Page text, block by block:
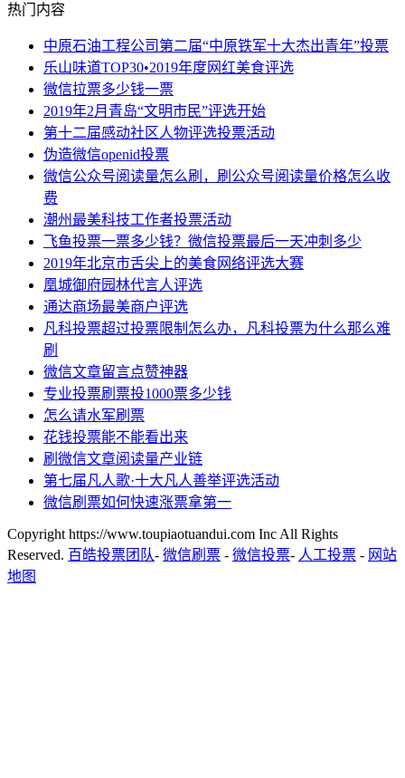
热门内容
中原石油工程公司第二届“中原铁军十大杰出青年”投票
乐山味道TOP30•2019年度网红美食评选
微信拉票多少钱一票
2019年2月青岛“文明市民”评选开始
第十二届感动社区人物评选投票活动
伪造微信openid投票
微信公众号阅读量怎么刷，刷公众号阅读量价格怎么收
费
潮州最美科技工作者投票活动
飞鱼投票一票多少钱？微信投票最后一天冲刺多少
2019年北京市舌尖上的美食网络评选大赛
凰城御府园林代言人评选
通达商场最美商户评选
凡科投票超过投票限制怎么办，凡科投票为什么那么难
刷
微信文章留言点赞神器
专业投票刷票投1000票多少钱
怎么请水军刷票
花钱投票能不能看出来
刷微信文章阅读量产业链
第七届凡人歌·十大凡人善举评选活动
微信刷票如何快速涨票拿第一
Copyright https://www.toupiaotuandui.com Inc All Rights
Reserved. 百皓投票团队- 微信刷票 - 微信投票- 人工投票 - 网站
地图